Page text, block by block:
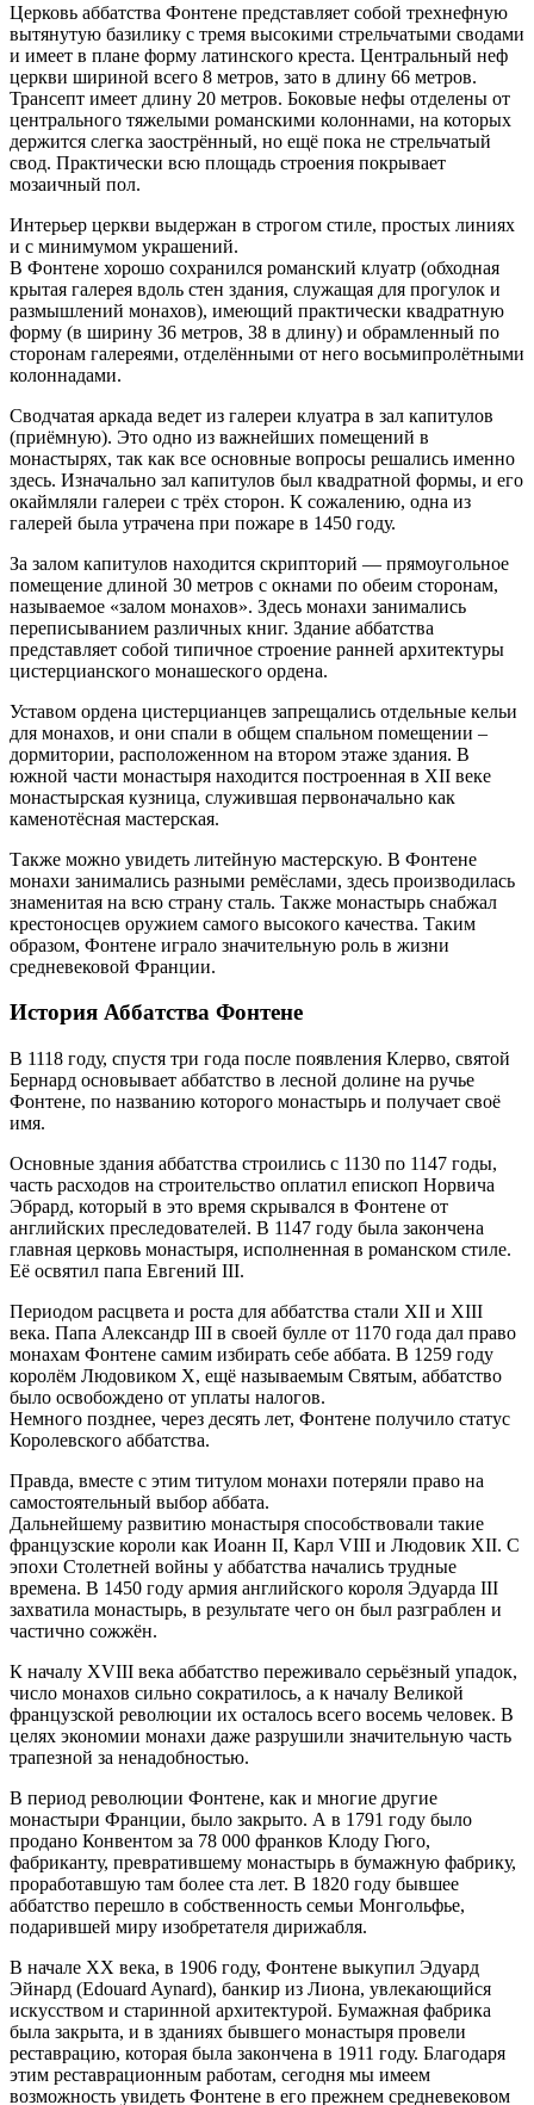
Церковь аббатства Фонтене представляет собой трехнефную
вытянутую базилику с тремя высокими стрельчатыми сводами
и имеет в плане форму латинского креста. Центральный неф
церкви шириной всего 8 метров, зато в длину 66 метров.
Трансепт имеет длину 20 метров. Боковые нефы отделены от
центрального тяжелыми романскими колоннами, на которых
держится слегка заострённый, но ещё пока не стрельчатый
свод. Практически всю площадь строения покрывает
мозаичный пол.
Интерьер церкви выдержан в строгом стиле, простых линиях
и с минимумом украшений.
В Фонтене хорошо сохранился романский клуатр (обходная
крытая галерея вдоль стен здания, служащая для прогулок и
размышлений монахов), имеющий практически квадратную
форму (в ширину 36 метров, 38 в длину) и обрамленный по
сторонам галереями, отделёнными от него восьмипролётными
колоннадами.
Сводчатая аркада ведет из галереи клуатра в зал капитулов
(приёмную). Это одно из важнейших помещений в
монастырях, так как все основные вопросы решались именно
здесь. Изначально зал капитулов был квадратной формы, и его
окаймляли галереи с трёх сторон. К сожалению, одна из
галерей была утрачена при пожаре в 1450 году.
За залом капитулов находится скрипторий — прямоугольное
помещение длиной 30 метров с окнами по обеим сторонам,
называемое «залом монахов». Здесь монахи занимались
переписыванием различных книг. Здание аббатства
представляет собой типичное строение ранней архитектуры
цистерцианского монашеского ордена.
Уставом ордена цистерцианцев запрещались отдельные кельи
для монахов, и они спали в общем спальном помещении –
дормитории, расположенном на втором этаже здания. В
южной части монастыря находится построенная в XII веке
монастырская кузница, служившая первоначально как
каменотёсная мастерская.
Также можно увидеть литейную мастерскую. В Фонтене
монахи занимались разными ремёслами, здесь производилась
знаменитая на всю страну сталь. Также монастырь снабжал
крестоносцев оружием самого высокого качества. Таким
образом, Фонтене играло значительную роль в жизни
средневековой Франции.
История Аббатства Фонтене
В 1118 году, спустя три года после появления Клерво, святой
Бернард основывает аббатство в лесной долине на ручье
Фонтене, по названию которого монастырь и получает своё
имя.
Основные здания аббатства строились с 1130 по 1147 годы,
часть расходов на строительство оплатил епископ Норвича
Эбрард, который в это время скрывался в Фонтене от
английских преследователей. В 1147 году была закончена
главная церковь монастыря, исполненная в романском стиле.
Её освятил папа Евгений III.
Периодом расцвета и роста для аббатства стали XII и XIII
века. Папа Александр III в своей булле от 1170 года дал право
монахам Фонтене самим избирать себе аббата. В 1259 году
королём Людовиком X, ещё называемым Святым, аббатство
было освобождено от уплаты налогов.
Немного позднее, через десять лет, Фонтене получило статус
Королевского аббатства.
Правда, вместе с этим титулом монахи потеряли право на
самостоятельный выбор аббата.
Дальнейшему развитию монастыря способствовали такие
французские короли как Иоанн II, Карл VIII и Людовик XII. С
эпохи Столетней войны у аббатства начались трудные
времена. В 1450 году армия английского короля Эдуарда III
захватила монастырь, в результате чего он был разграблен и
частично сожжён.
К началу XVIII века аббатство переживало серьёзный упадок,
число монахов сильно сократилось, а к началу Великой
французской революции их осталось всего восемь человек. В
целях экономии монахи даже разрушили значительную часть
трапезной за ненадобностью.
В период революции Фонтене, как и многие другие
монастыри Франции, было закрыто. А в 1791 году было
продано Конвентом за 78 000 франков Клоду Гюго,
фабриканту, превратившему монастырь в бумажную фабрику,
проработавшую там более ста лет. В 1820 году бывшее
аббатство перешло в собственность семьи Монгольфье,
подарившей миру изобретателя дирижабля.
В начале XX века, в 1906 году, Фонтене выкупил Эдуард
Эйнард (Edouard Aynard), банкир из Лиона, увлекающийся
искусством и старинной архитектурой. Бумажная фабрика
была закрыта, и в зданиях бывшего монастыря провели
реставрацию, которая была закончена в 1911 году. Благодаря
этим реставрационным работам, сегодня мы имеем
возможность увидеть Фонтене в его прежнем средневековом